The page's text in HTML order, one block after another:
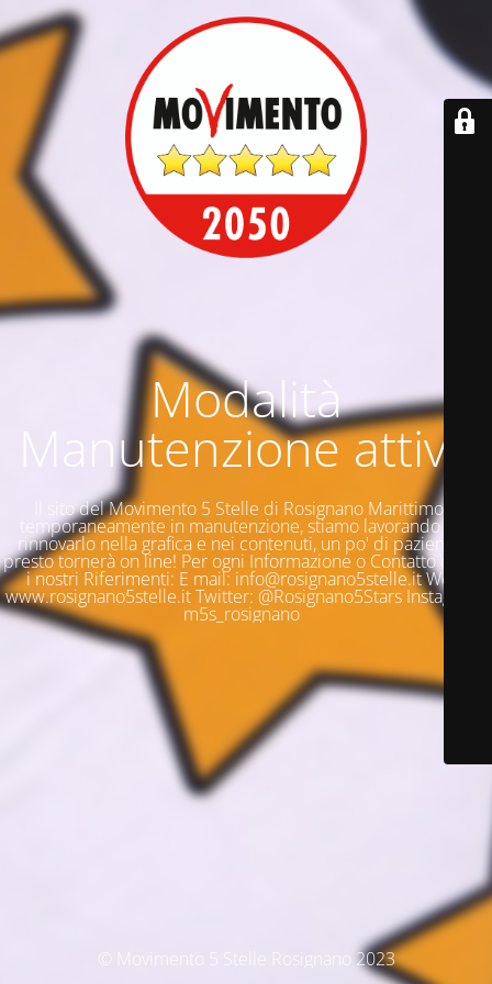
Modalità
Manutenzione attiva
Il sito del Movimento 5 Stelle di Rosignano Marittimo è
temporaneamente in manutenzione, stiamo lavorando per
rinnovarlo nella grafica e nei contenuti, un po' di pazienza e
presto tornerà on line! Per ogni Informazione o Contatto questi
i nostri Riferimenti: E mail: info@rosignano5stelle.it Web:
www.rosignano5stelle.it Twitter: @Rosignano5Stars Instagram:
m5s_rosignano
© Movimento 5 Stelle Rosignano 2023